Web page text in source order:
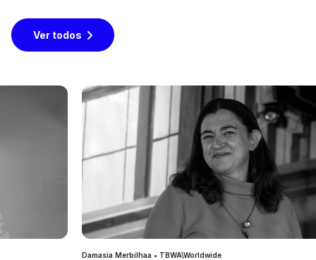
Ver todos
Damasia Merbilhaa • TBWA\Worldwide